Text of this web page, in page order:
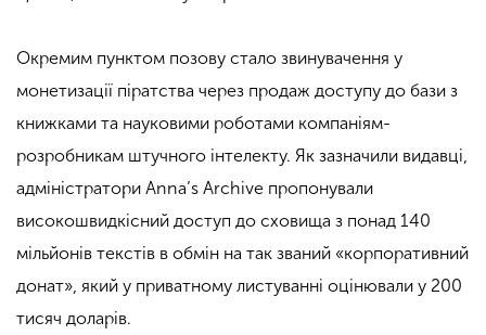
Окремим пунктом позову стало звинувачення у
монетизації піратства через продаж доступу до бази з
книжками та науковими роботами компаніям-
розробникам штучного інтелекту. Як зазначили видавці,
адміністратори Anna’s Archive пропонували
високошвидкісний доступ до сховища з понад 140
мільйонів текстів в обмін на так званий «корпоративний
донат», який у приватному листуванні оцінювали у 200
тисяч доларів.